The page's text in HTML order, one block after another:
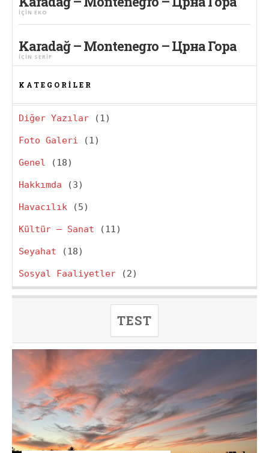
IÇIN EKO
Karadağ – Montenegro – Црна Гора
IÇIN SERIF
KATEGORILER
Diğer Yazılar (1)
Foto Galeri (1)
Genel (18)
Hakkımda (3)
Havacılık (5)
Kültür – Sanat (11)
Seyahat (18)
Sosyal Faaliyetler (2)
TEST